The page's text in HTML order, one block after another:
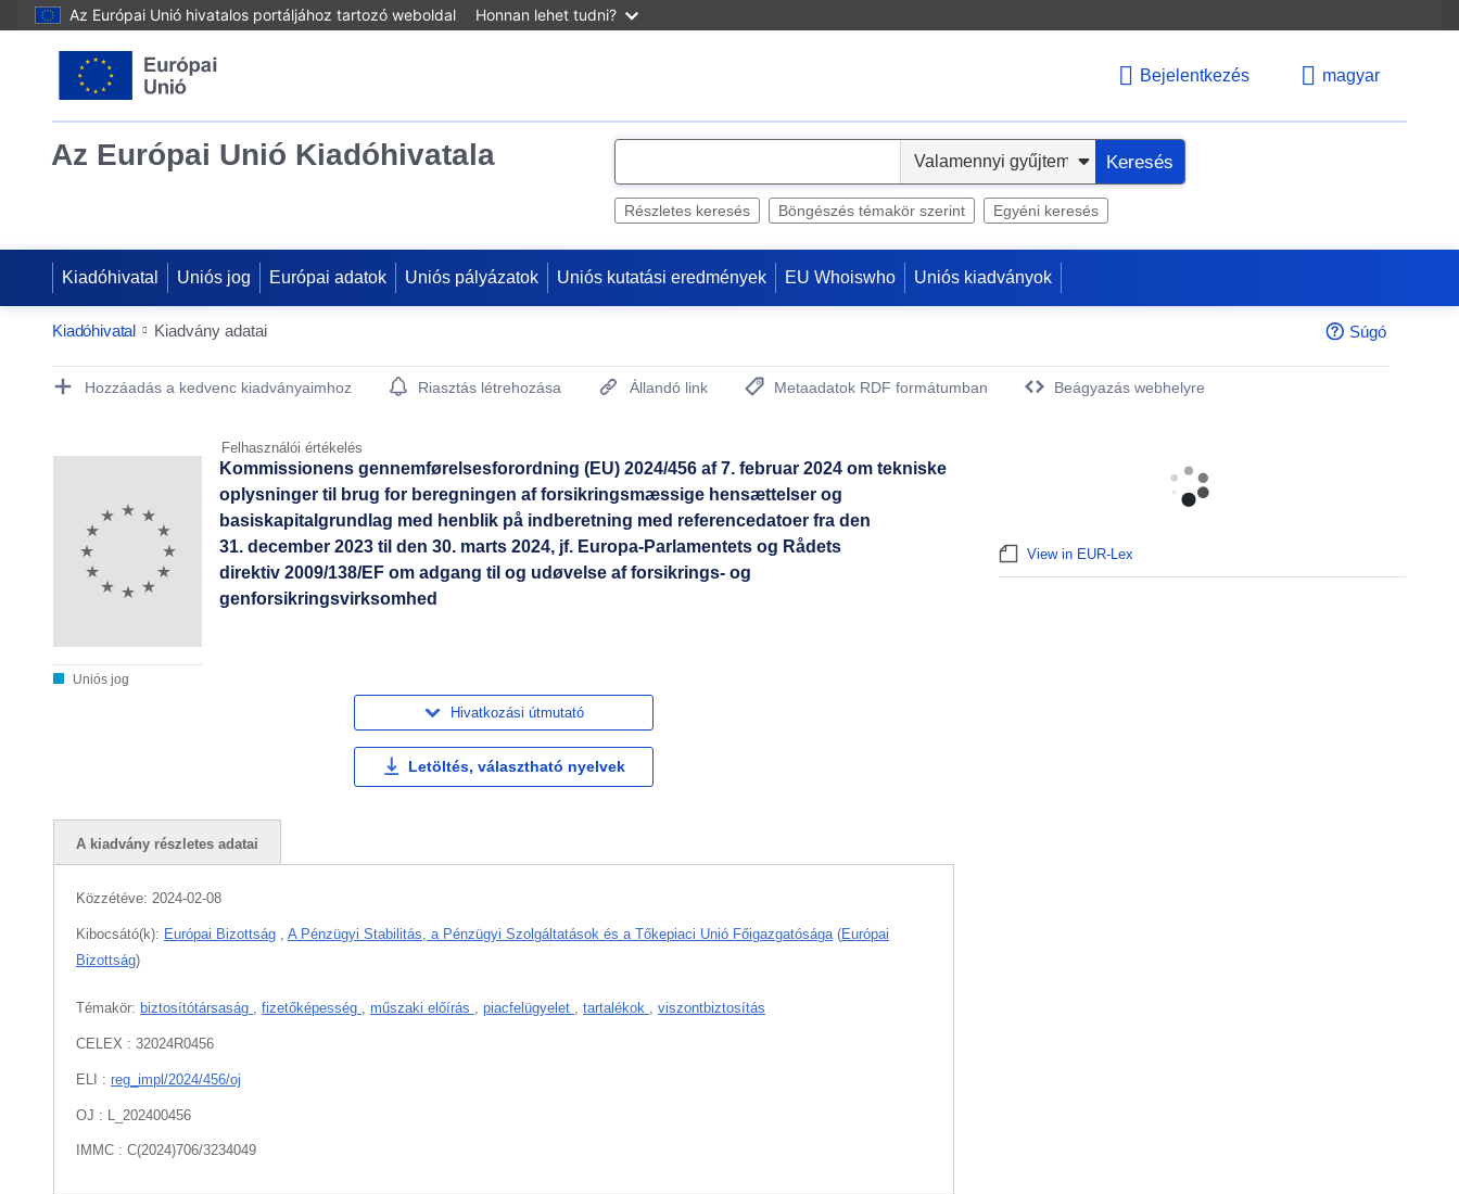
Az Európai Unió hivatalos portáljához tartozó weboldal Honnan lehet tudni?
Bejelentkezés magyar
Az Európai Unió Kiadóhivatala
e
Keresés
Részletes keresés Böngészés témakör szerint Egyéni keresés
Kiadóhivatal Uniós jog Európai adatok Uniós pályázatok Uniós kutatási eredmények EU Whoiswho Uniós kiadványok
Kiadóhivatal Kiadvány adatai Súgó
Publication Detail Actions Portlet
Hozzáadás a kedvenc kiadványaimhoz Riasztás létrehozása Állandó link
Metaadatok RDF formátumban
Beágyazás webhelyre
Felhasználói értékelés
Uniós jog
Kommissionens gennemførelsesforordning (EU) 2024/456 af 7. februar 2024 om tekniske
oplysninger til brug for beregningen af forsikringsmæssige hensættelser og
basiskapitalgrundlag med henblik på indberetning med referencedatoer fra den
31. december 2023 til den 30. marts 2024, jf. Europa-Parlamentets og Rådets
direktiv 2009/138/EF om adgang til og udøvelse af forsikrings- og
genforsikringsvirksomhed
Hivatkozási útmutató
Letöltés, választható nyelvek
A kiadvány részletes adatai
Közzétéve: 2024-02-08
Kibocsátó(k): Európai Bizottság , A Pénzügyi Stabilitás, a Pénzügyi Szolgáltatások és a Tőkepiaci Unió Főigazgatósága(Európai
Bizottság)
Témakör: biztosítótársaság , fizetőképesség , műszaki előírás , piacfelügyelet , tartalékok , viszontbiztosítás
CELEX : 32024R0456
ELI : reg_impl/2024/456/oj
OJ : L_202400456
IMMC : C(2024)706/3234049
View in EUR-Lex